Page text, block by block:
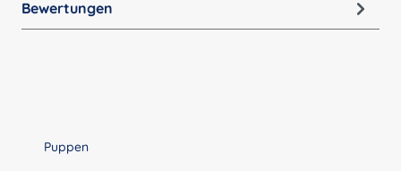
Bewertungen
Produktgalerie überspringen
Puppen